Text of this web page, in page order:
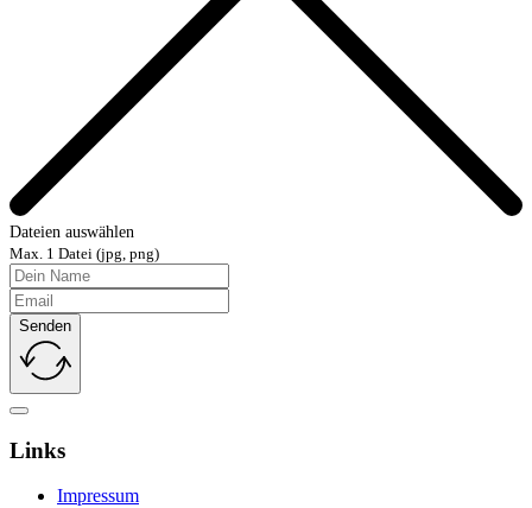
Dateien auswählen
Max. 1 Datei (jpg, png)
Senden
Links
Impressum